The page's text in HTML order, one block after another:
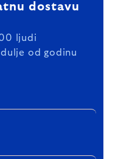
dostavu
ljudi
od godinu